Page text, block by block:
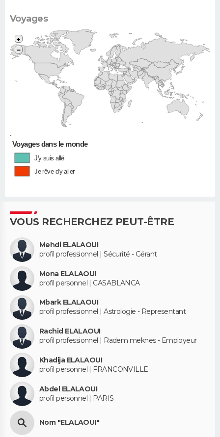
Voyages
•
+
−
Voyages dans le monde
J'y suis allé
Je rêve d'y aller
VOUS RECHERCHEZ PEUT-ÊTRE
Mehdi ELALAOUI
profil professionnel | Sécurité - Gérant
Mona ELALAOUI
profil personnel | CASABLANCA
Mbark ELALAOUI
profil professionnel | Astrologie - Representant
Rachid ELALAOUI
profil professionnel | Radem meknes - Employeur
Khadija ELALAOUI
profil personnel | FRANCONVILLE
Abdel ELALAOUI
profil personnel | PARIS
Nom "ELALAOUI"